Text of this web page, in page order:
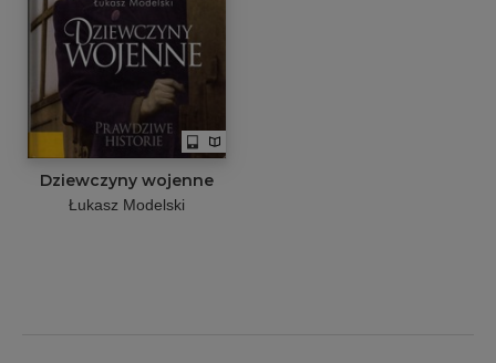
Dziewczyny wojenne
Łukasz Modelski